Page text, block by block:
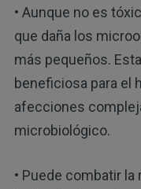
• Aunque no es
que daña los
más pequeños.
beneficiosa para el
afecciones
microbiológico.
• Puede combatir